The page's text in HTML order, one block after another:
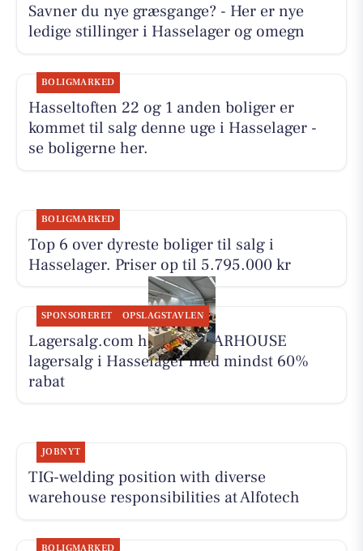
Savner du nye græsgange? - Her er nye
ledige stillinger i Hasselager og omegn
BOLIGMARKED
Hasseltoften 22 og 1 anden boliger er
kommet til salg denne uge i Hasselager -
se boligerne her.
BOLIGMARKED
Top 6 over dyreste boliger til salg i
Hasselager. Priser op til 5.795.000 kr
SPONSORERET OPSLAGSTAVLEN
Lagersalg.com holder WEARHOUSE
lagersalg i Hasselager med mindst 60%
rabat
JOBNYT
TIG-welding position with diverse
warehouse responsibilities at Alfotech
BOLIGMARKED